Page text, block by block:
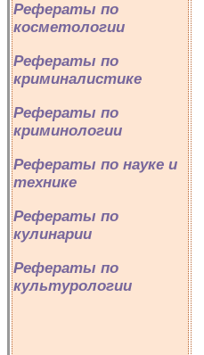
Рефераты по
косметологии
Рефераты по
криминалистике
Рефераты по
криминологии
Рефераты по науке и
технике
Рефераты по
кулинарии
Рефераты по
культурологии